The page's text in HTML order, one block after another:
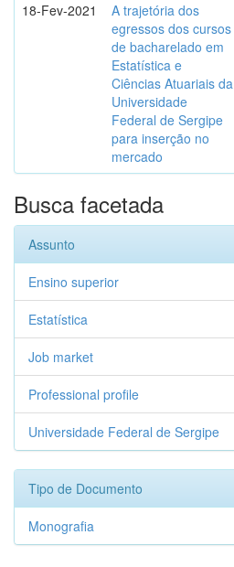
18-Fev-2021
A trajetória dos
egressos dos cursos
de bacharelado em
Estatística e
Ciências Atuariais da
Universidade
Federal de Sergipe
para inserção no
mercado
Busca facetada
Assunto
Ensino superior
Estatística
Job market
Professional profile
Universidade Federal de Sergipe
Tipo de Documento
Monografia